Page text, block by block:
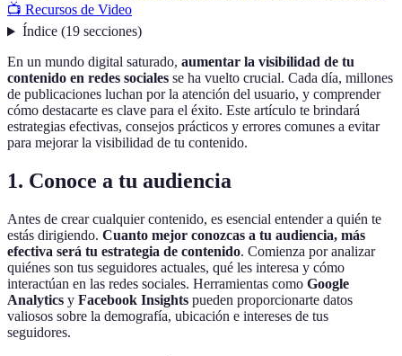
📺 Recursos de Video
Índice(19 secciones)
En un mundo digital saturado, aumentar la visibilidad de tu
contenido en redes sociales se ha vuelto crucial. Cada día, millones
de publicaciones luchan por la atención del usuario, y comprender
cómo destacarte es clave para el éxito. Este artículo te brindará
estrategias efectivas, consejos prácticos y errores comunes a evitar
para mejorar la visibilidad de tu contenido.
1. Conoce a tu audiencia
Antes de crear cualquier contenido, es esencial entender a quién te
estás dirigiendo. Cuanto mejor conozcas a tu audiencia, más
efectiva será tu estrategia de contenido. Comienza por analizar
quiénes son tus seguidores actuales, qué les interesa y cómo
interactúan en las redes sociales. Herramientas como Google
Analytics y Facebook Insights pueden proporcionarte datos
valiosos sobre la demografía, ubicación e intereses de tus
seguidores.